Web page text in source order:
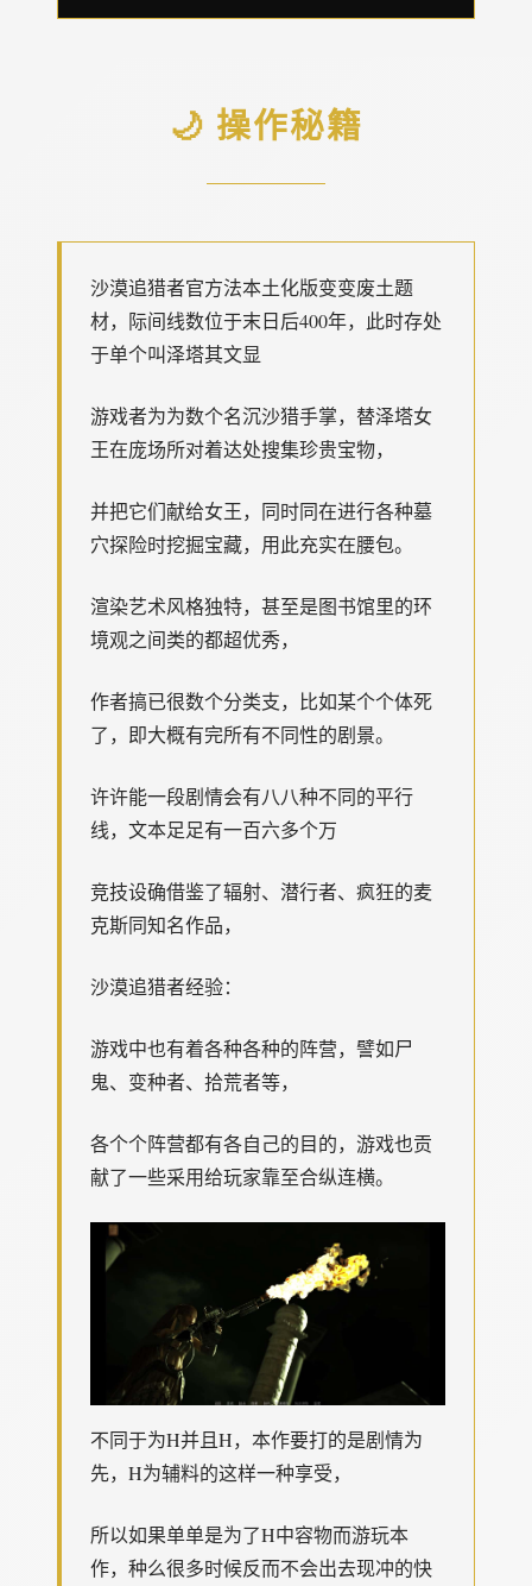
🌙 操作秘籍
沙漠追猎者官方法本土化版变变废土题
材，际间线数位于末日后400年，此时存处
于单个叫泽塔其文显
游戏者为为数个名沉沙猎手掌，替泽塔女
王在庞场所对着达处搜集珍贵宝物，
并把它们献给女王，同时同在进行各种墓
穴探险时挖掘宝藏，用此充实在腰包。
渲染艺术风格独特，甚至是图书馆里的环
境观之间类的都超优秀，
作者搞已很数个分类支，比如某个个体死
了，即大概有完所有不同性的剧景。
许许能一段剧情会有八八种不同的平行
线，文本足足有一百六多个万
竞技设确借鉴了辐射、潜行者、疯狂的麦
克斯同知名作品，
沙漠追猎者经验：
游戏中也有着各种各种的阵营，譬如尸
鬼、变种者、拾荒者等，
各个个阵营都有各自己的目的，游戏也贡
献了一些采用给玩家靠至合纵连横。
不同于为H并且H，本作要打的是剧情为
先，H为辅料的这样一种享受，
所以如果单单是为了H中容物而游玩本
作，种么很多时候反而不会出去现冲的快